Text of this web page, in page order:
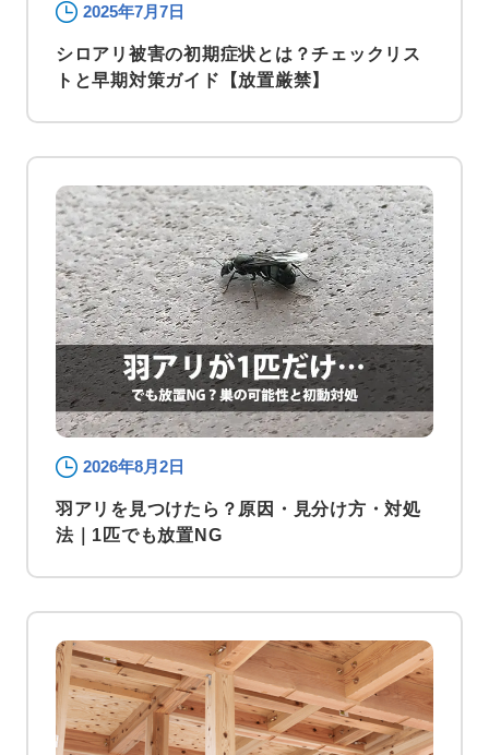
2025年7月7日
シロアリ被害の初期症状とは？チェックリス
トと早期対策ガイド【放置厳禁】
2026年8月2日
羽アリを見つけたら？原因・見分け方・対処
法｜1匹でも放置NG